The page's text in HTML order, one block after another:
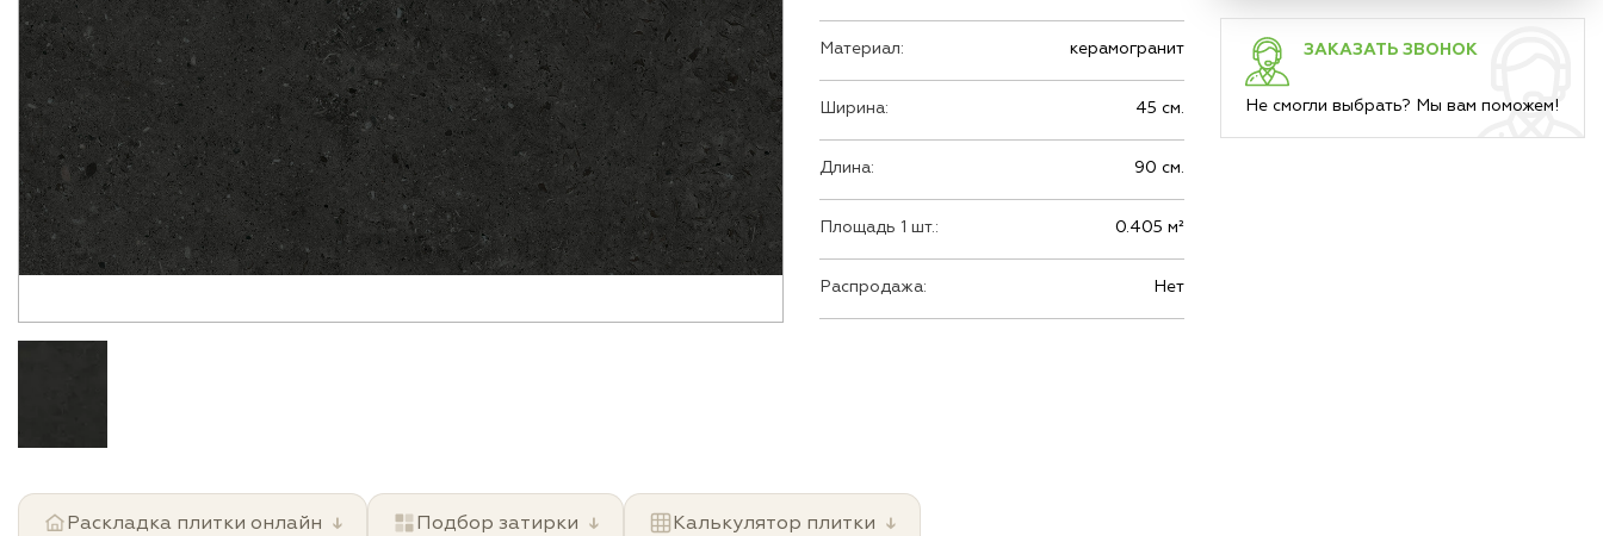
Материал: керамогранит
Ширина: 45 см.
Длина: 90 см.
Площадь 1 шт.: 0.405 м²
Распродажа: Нет
ЗАКАЗАТЬ ЗВОНОК
Не смогли выбрать? Мы вам поможем!
Раскладка плитки онлайн ↓ Подбор затирки ↓ Калькулятор плитки ↓